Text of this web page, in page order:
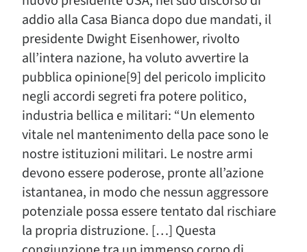
addio alla Casa Bianca dopo due mandati, il
presidente Dwight Eisenhower, rivolto
all’intera nazione, ha voluto avvertire la
pubblica opinione[9] del pericolo implicito
negli accordi segreti fra potere politico,
industria bellica e militari: “Un elemento
vitale nel mantenimento della pace sono le
nostre istituzioni militari. Le nostre armi
devono essere poderose, pronte all’azione
istantanea, in modo che nessun aggressore
potenziale possa essere tentato dal rischiare
la propria distruzione. […] Questa